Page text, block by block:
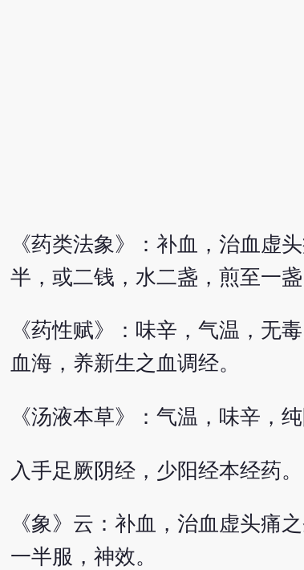
《药类法象》：补血，治血虚
半，或二钱，水二盏，煎至一盏
《药性赋》：味辛，气温，无
血海，养新生之血调经。
《汤液本草》：气温，味辛，纯
入手足厥阴经，少阳经本经药。
《象》云：补血，治血虚头痛
一半服，神效。